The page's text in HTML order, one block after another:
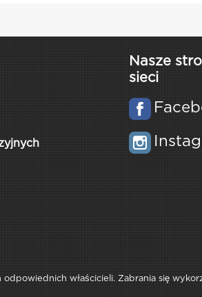
Nasze
sieci
właścicieli. Zabrania się